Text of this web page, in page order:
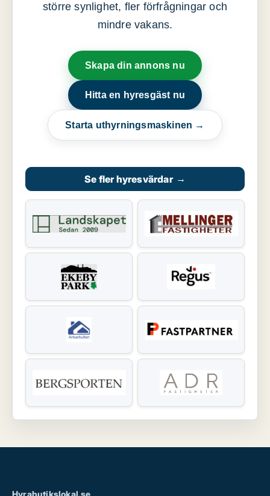
större synlighet, fler förfrågningar och
mindre vakans.
Skapa din annons nu
Hitta en hyresgäst nu
Starta uthyrningsmaskinen →
Se fler hyresvärdar →